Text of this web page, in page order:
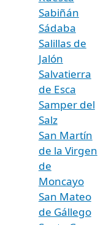
Sabiñán
Sádaba
Salillas de
Jalón
Salvatierra
de Esca
Samper del
Salz
San Martín
de la Virgen
de
Moncayo
San Mateo
de Gállego